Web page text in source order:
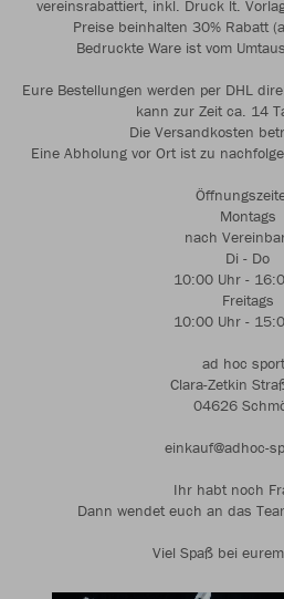
vereinsrabattiert, inkl. Druck lt.
Preise beinhalten 30% Rabatt
Bedruckte Ware ist vom
Eure Bestellungen werden per DHL
kann zur Zeit ca. 14
Die Versandkosten
Eine Abholung vor Ort ist zu
Montags
nach
Di - Do
10:00 Uhr -
Freitags
10:00 Uhr -
ad hoc
Clara-Zetkin
04626
einkauf@adhoc-
Ihr habt noch
Dann wendet euch an das
Viel Spaß bei